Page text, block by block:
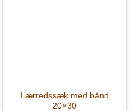
Lærredssæk med bånd
20×30